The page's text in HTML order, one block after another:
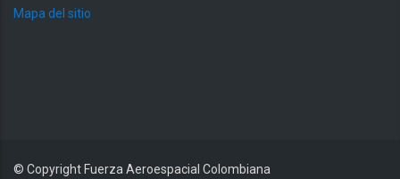
Mapa del sitio
© Copyright Fuerza Aeroespacial Colombiana